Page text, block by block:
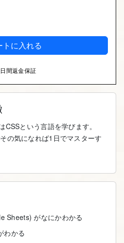
トに入れる
間返金保証
という言語を学びます。
の気になれば1日でマスターす
Sheets) がなにかわかる
わかる